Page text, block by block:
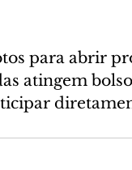
para abrir
atingem